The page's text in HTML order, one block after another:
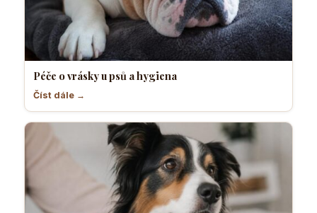
Péče o vrásky u psů a hygiena
Číst dále →